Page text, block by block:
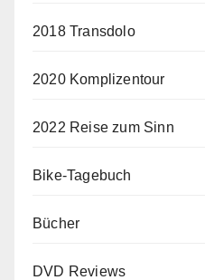
2018 Transdolo
2020 Komplizentour
2022 Reise zum Sinn
Bike-Tagebuch
Bücher
DVD Reviews